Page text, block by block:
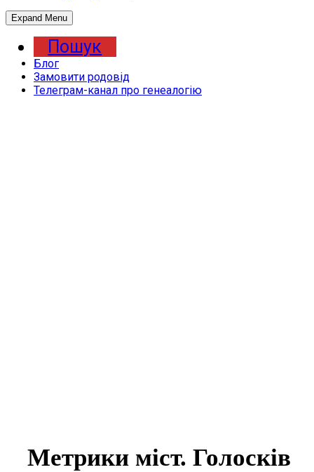
Expand Menu
Пошук
Блог
Замовити родовід
Телеграм-канал про генеалогію
Метрики міст. Голосків